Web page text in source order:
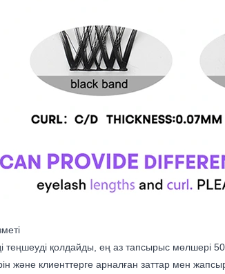
теңшеуді қолдайды, ең аз тапсырыс мөлшері
және клиенттерге арналған заттар мен